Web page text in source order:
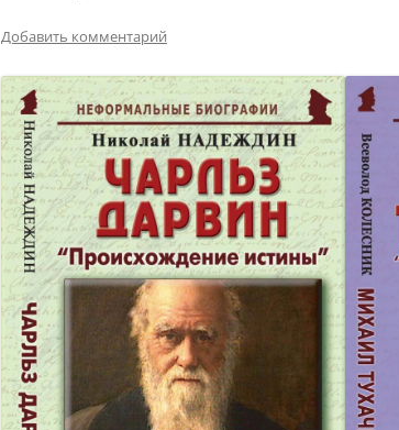
Добавить комментарий